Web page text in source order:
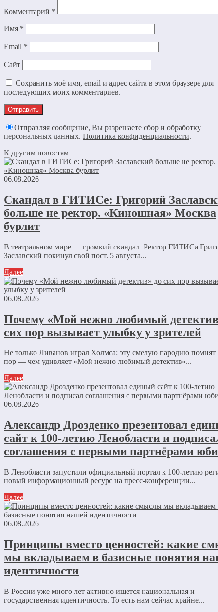
Комментарий *
Имя *
Email *
Сайт
Сохранить моё имя, email и адрес сайта в этом браузере для
последующих моих комментариев.
Отправляя сообщение, Вы разрешаете сбор и обработку
персональных данных. Политика конфиденциальности.
К другим новостям
06.08.2026
Скандал в ГИТИСе: Григорий
больше не ректор. «Киношная» Москва
бурлит
В театральном мире — громкий скандал. Ректор ГИТИСа
Заславский покинул свой пост. 5 августа...
Далее
06.08.2026
Почему «Мой нежно любимый
сих пор вызывает улыбку у зрителей
Не только Ливанов играл Холмса: эту смелую пародию помнят
пор — чем удивляет «Мой нежно любимый детектив»...
Далее
06.08.2026
Александр Дрозденко презентовал
сайт к 100-летию Ленобласти и
соглашения с первыми партнёрами
В Ленобласти запустили официальный портал к 100-летию
новый информационный ресурс на пресс-конференции...
Далее
06.08.2026
Принципы вместо ценностей: какие
мы вкладываем в базисные понятия
идентичности
В России уже много лет активно ищется национальная и
государственная идентичность. То есть нам сейчас крайне...